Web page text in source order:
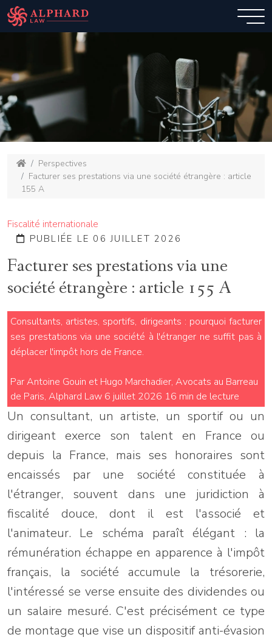
Perspectives
Facturer ses prestations via une société étrangère : article
155 A
Fiscalité internationale
PUBLIÉE LE 06 JUILLET 2026
Facturer ses prestations via une
société étrangère : article 155 A
Consultants, artistes, sportifs, dirigeants : pourquoi facturer
ses prestations via une société à l'étranger ne suffit pas à
déplacer l'impôt hors de France.
Par Antoine Gouin et Hugo Marchadier, Avocats au Barreau
de Paris, Alphard Law 6 juillet 2026 16 min de lecture
Un consultant, un artiste, un sportif ou un
dirigeant exerce son talent en France ou
depuis la France, mais ses honoraires sont
encaissés par une société constituée à
l'étranger, souvent dans une juridiction à
fiscalité douce, dont il est l'associé et
l'animateur. Le schéma paraît élégant : la
rémunération échappe en apparence à l'impôt
français, la société accumule la trésorerie,
l'intéressé se verse ensuite des dividendes ou
un salaire mesuré. C'est précisément ce type
de montage que vise un dispositif anti-évasion